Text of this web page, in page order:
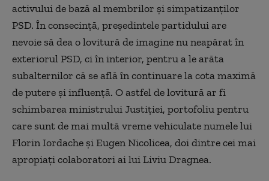
activului de bază al membrilor și simpatizanților
PSD. În consecință, președintele partidului are
nevoie să dea o lovitură de imagine nu neapărat în
exteriorul PSD, ci în interior, pentru a le arăta
subalternilor că se află în continuare la cota maximă
de putere și influență. O astfel de lovitură ar fi
schimbarea ministrului Justiției, portofoliu pentru
care sunt de mai multă vreme vehiculate numele lui
Florin Iordache și Eugen Nicolicea, doi dintre cei mai
apropiați colaboratori ai lui Liviu Dragnea.